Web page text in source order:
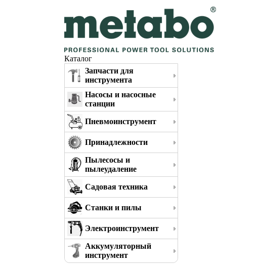
Каталог
Запчасти для
инструмента
Насосы и насосные
станции
Пневмоинструмент
Принадлежности
Пылесосы и
пылеудаление
Садовая техника
Станки и пилы
Электроинструмент
Аккумуляторный
инструмент